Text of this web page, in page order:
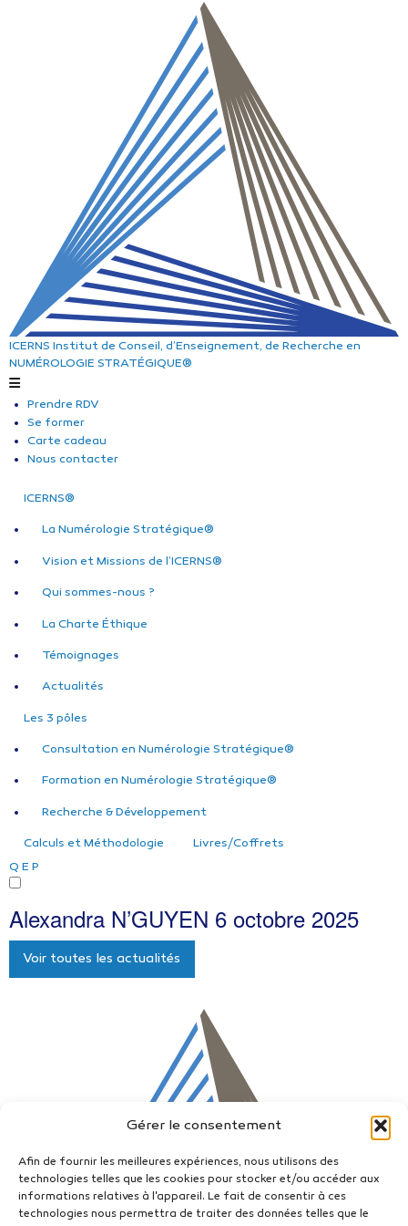
Gérer le consentement
Afin de fournir les meilleures expériences, nous utilisons des
technologies telles que les cookies pour stocker et/ou accéder aux
informations relatives à l'appareil. Le fait de consentir à ces
technologies nous permettra de traiter des données telles que le
ICERNS Institut de Conseil, d’Enseignement, de Recherche en
NUMÉROLOGIE STRATÉGIQUE®
Prendre RDV
Se former
Carte cadeau
Nous contacter
ICERNS®
La Numérologie Stratégique®
Vision et Missions de l’ICERNS®
Qui sommes-nous ?
La Charte Éthique
Témoignages
Actualités
Les 3 pôles
Consultation en Numérologie Stratégique®
Formation en Numérologie Stratégique®
Recherche & Développement
Calculs et Méthodologie
Livres/Coffrets
Q E P
Alexandra N’GUYEN 6 octobre 2025
Voir toutes les actualités